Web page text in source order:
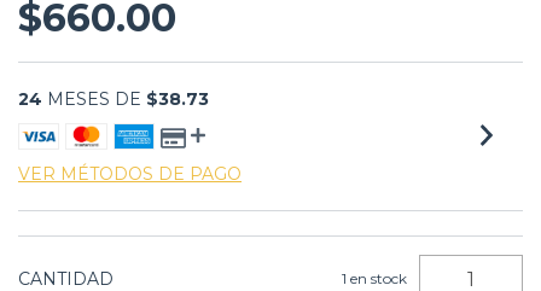
$660.00
24 MESES DE $38.73
VER MÉTODOS DE PAGO
CANTIDAD 1 en stock